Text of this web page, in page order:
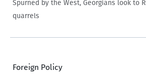
Spurned by the West, Georgians look to
quarrels
Foreign Policy